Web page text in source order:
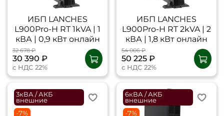
ИБП LANCHES
L900Pro-H RT 1kVA | 1
кВА | 0,9 кВт онлайн
32 678 ₽
30 390 ₽
с НДС 22%
ИБП LANCHES
L900Pro-H RT 2kVA | 2
кВА | 1,8 кВт онлайн
54 006 ₽
50 225 ₽
с НДС 22%
3кВА / АКБ
внешние
-7%
6кВА / АКБ
внешние
-7%